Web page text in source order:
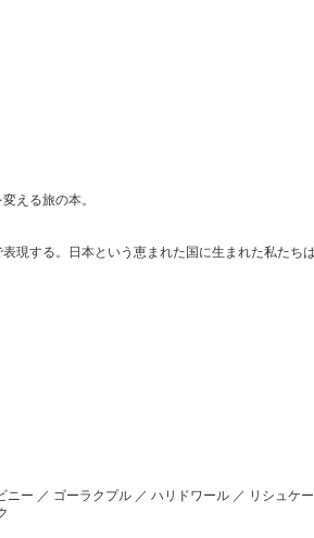
える旅の本。
現する。日本という恵まれた国に生まれた私た
ー ／ ゴーラクプル ／ ハリドワール ／ リシュ